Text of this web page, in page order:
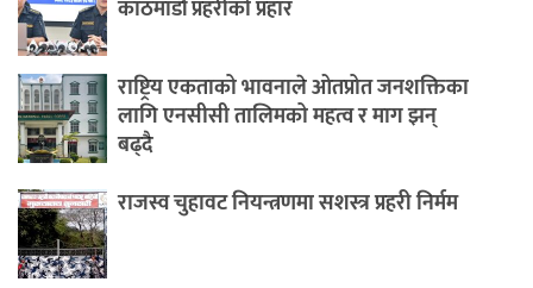
काठमाडौं प्रहरीको प्रहार
राष्ट्रिय एकताको भावनाले ओतप्रोत जनशक्तिका
लागि एनसीसी तालिमको महत्व र माग झन्
बढ्दै
राजस्व चुहावट नियन्त्रणमा सशस्त्र प्रहरी निर्मम